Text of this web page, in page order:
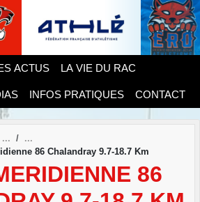
ACTUS LA VIE DU RAC
INFOS PRATIQUES CONTACT
86 Chalandray 9.7-18.7 Km
86
cookies